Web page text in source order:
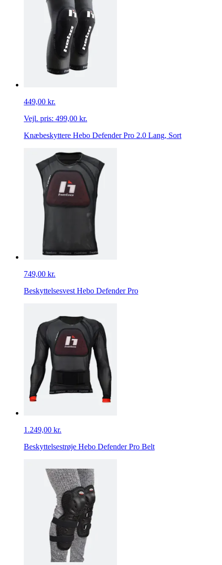
449,00 kr.
Vejl. pris: 499,00 kr.
Knæbeskyttere Hebo Defender Pro 2.0 Lang, Sort
749,00 kr.
Beskyttelsesvest Hebo Defender Pro
1.249,00 kr.
Beskyttelsestrøje Hebo Defender Pro Belt